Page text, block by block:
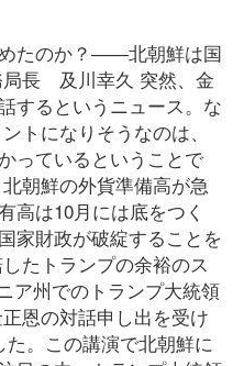
たのか？――北朝鮮は国
局長 及川幸久 突然、金
するというニュース。な
トになりそうなのは、
っているということで
朝鮮の外貨準備高が急
高は10月には底をつく
家財政が破綻することを
たトランプの余裕のス
ア州でのトランプ大統領
恩の対話申し出を受け
。この講演で北朝鮮に